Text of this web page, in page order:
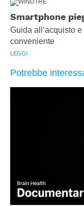
Smartphone
Guida all’acquisto
conveniente
LEGGI